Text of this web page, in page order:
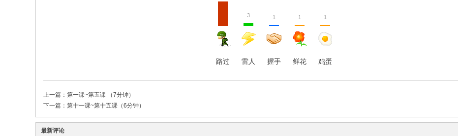
路过
3
雷人
1
握手
1
鲜花
1
鸡蛋
上一篇： 第一课~第五课 （7分钟）
下一篇： 第十一课~第十五课（6分钟）
最新评论